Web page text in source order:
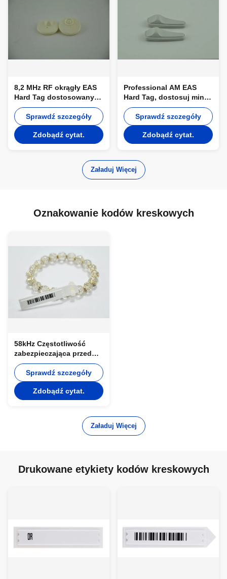
8,2 MHz RF okrągły EAS
Hard Tag dostosowany
do sklepów / Checkpoint
Sprawdź szczegóły
Zdobądź cytat.
Professional AM EAS
Hard Tag, dostosuj mini
ciężkie znaczniki do
butówSprawdź szczegóły
Zdobądź cytat.
Załaduj Więcej
Oznakowanie kodów kreskowych
58kHz Częstotliwość
zabezpieczająca przed
kradzieżą Wydrukowano
etykietowanie kodów
kreskowych AM Hang
Tag EAS
Sprawdź szczegóły
Zdobądź cytat.
Załaduj Więcej
Drukowane etykiety kodów kreskowych